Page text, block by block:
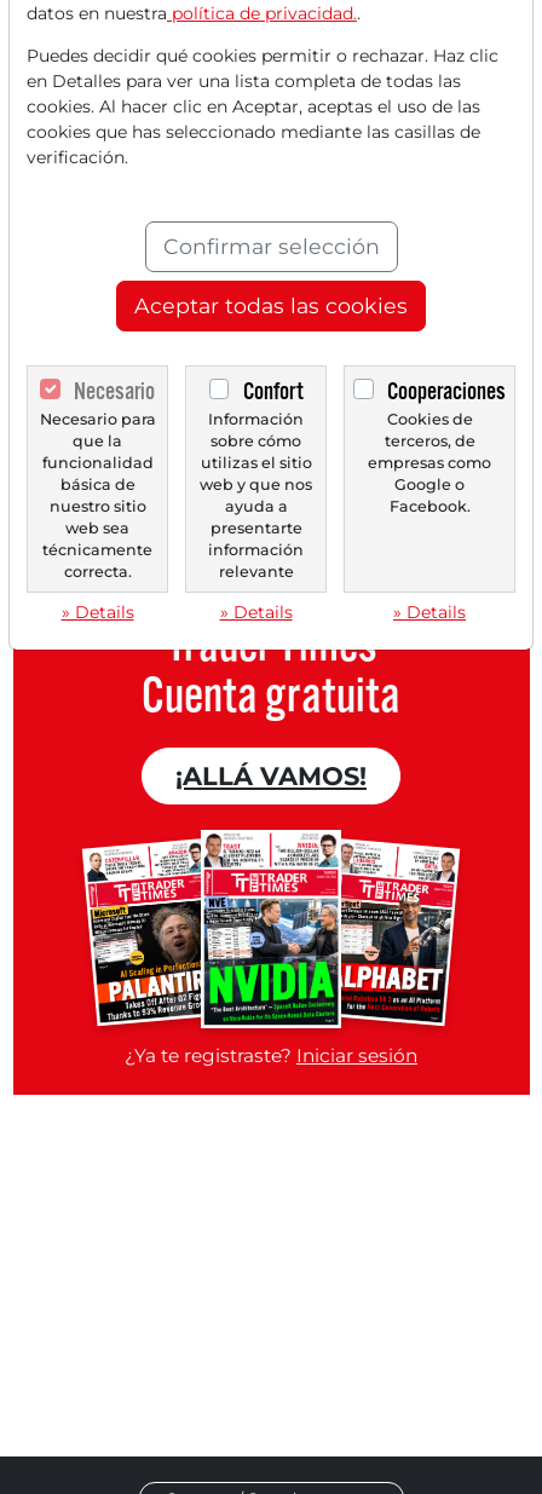
Lee este artículo ahora con
una cuentaGRATUITA.
Cada mes, puedes leer5 artículos
de la sección premium de forma
gratuita.
del periódico Trader de forma
gratuita.
Crea unalista de seguimiento
personal
con un resumen de las
noticias sobre tu acción.
Trader Times
Cuenta gratuita
¡ALLÁ VAMOS!
¿Ya te registraste? Iniciar sesión
datos en nuestra política de privacidad..
Puedes decidir qué cookies permitir o rechazar. Haz clic
en Detalles para ver una lista completa de todas las
cookies. Al hacer clic en Aceptar, aceptas el uso de las
cookies que has seleccionado mediante las casillas de
verificación.
Confirmar selección
Aceptar todas las cookies
Necesario
Necesario para
que la
funcionalidad
básica de
nuestro sitio
web sea
técnicamente
correcta.
» Details
Confort
Información
sobre cómo
utilizas el sitio
web y que nos
ayuda a
presentarte
información
relevante
» Details
Cooperaciones
Cookies de
terceros, de
empresas como
Google o
Facebook.
» Details